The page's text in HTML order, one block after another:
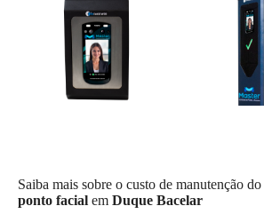
Saiba mais sobre o custo de manutenção do
ponto facial em Duque Bacelar